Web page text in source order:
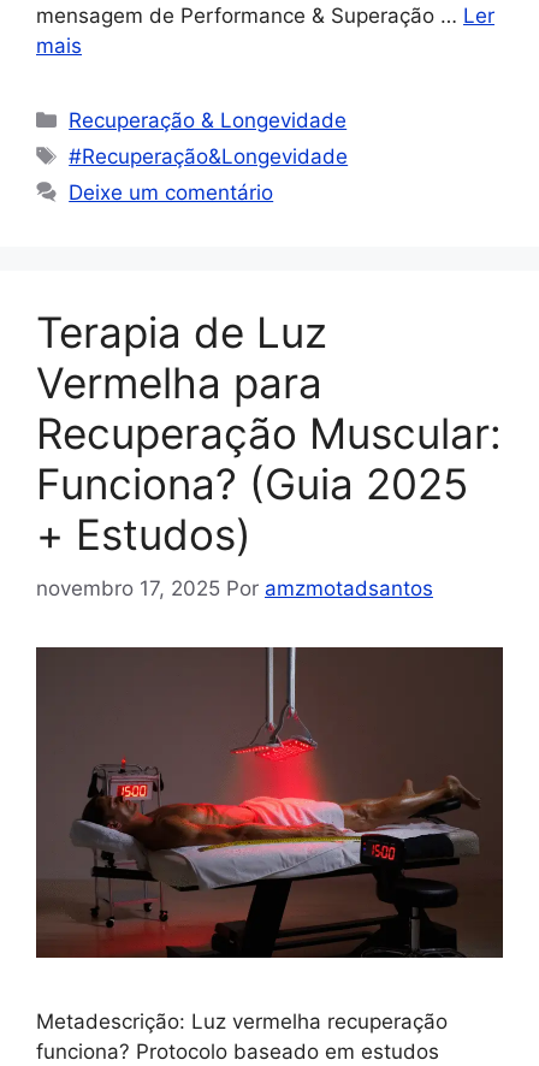
mensagem de Performance & Superação … Ler
mais
Recuperação & Longevidade
#Recuperação&Longevidade
Deixe um comentário
Terapia de Luz
Vermelha para
Recuperação Muscular:
Funciona? (Guia 2025
+ Estudos)
novembro 17, 2025 Por amzmotadsantos
Metadescrição: Luz vermelha recuperação
funciona? Protocolo baseado em estudos